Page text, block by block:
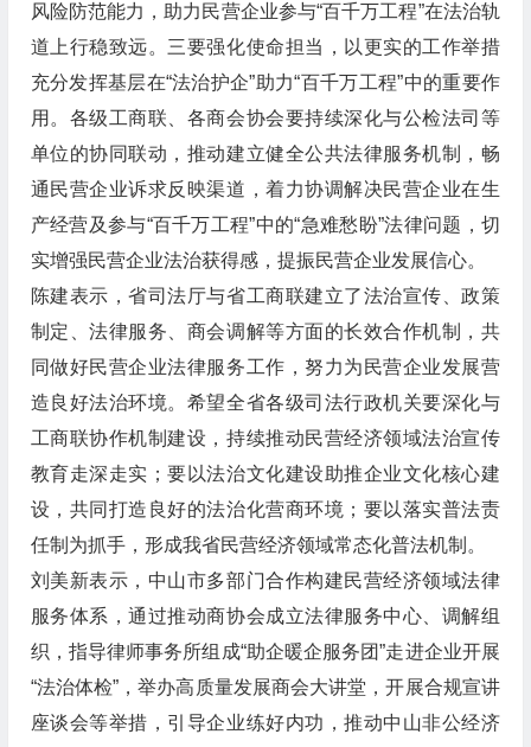
风险防范能力，助力民营企业参与“百千万工程”在法治轨
道上行稳致远。三要强化使命担当，以更实的工作举措
充分发挥基层在“法治护企”助力“百千万工程”中的重要作
用。各级工商联、各商会协会要持续深化与公检法司等
单位的协同联动，推动建立健全公共法律服务机制，畅
通民营企业诉求反映渠道，着力协调解决民营企业在生
产经营及参与“百千万工程”中的“急难愁盼”法律问题，切
实增强民营企业法治获得感，提振民营企业发展信心。
陈建表示，省司法厅与省工商联建立了法治宣传、政策
制定、法律服务、商会调解等方面的长效合作机制，共
同做好民营企业法律服务工作，努力为民营企业发展营
造良好法治环境。希望全省各级司法行政机关要深化与
工商联协作机制建设，持续推动民营经济领域法治宣传
教育走深走实；要以法治文化建设助推企业文化核心建
设，共同打造良好的法治化营商环境；要以落实普法责
任制为抓手，形成我省民营经济领域常态化普法机制。
刘美新表示，中山市多部门合作构建民营经济领域法律
服务体系，通过推动商协会成立法律服务中心、调解组
织，指导律师事务所组成“助企暖企服务团”走进企业开展
“法治体检”，举办高质量发展商会大讲堂，开展合规宣讲
座谈会等举措，引导企业练好内功，推动中山非公经济